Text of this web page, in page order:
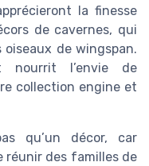
la finesse
de cavernes, qui
oiseaux de wingspan.
nourrit l’envie de
collection engine et
qu’un décor, car
des familles de